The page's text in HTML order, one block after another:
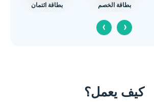
بطاقة ائتمان بطاقة الخصم
‹ ›
كيف يعمل؟